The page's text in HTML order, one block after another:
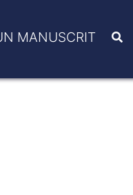
MANUSCRIT